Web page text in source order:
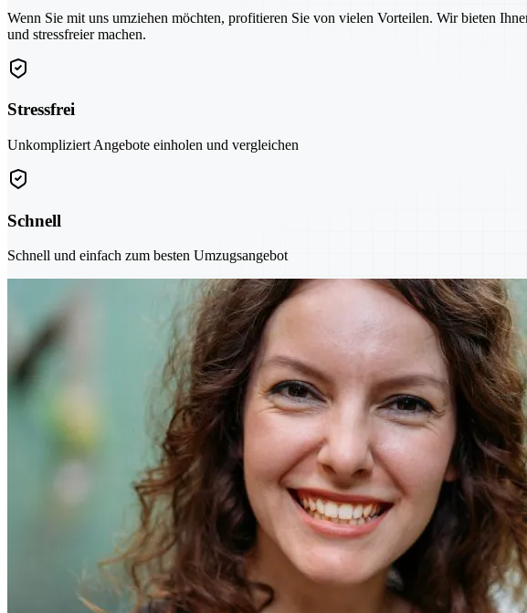
Wenn Sie mit uns umziehen möchten, profitieren Sie von vielen Vorteilen. Wir bieten
und stressfreier machen.
Stressfrei
Unkompliziert Angebote einholen und vergleichen
Schnell
Schnell und einfach zum besten Umzugsangebot